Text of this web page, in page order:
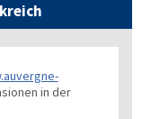
in der